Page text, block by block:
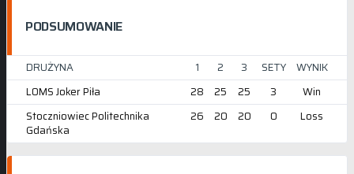
PODSUMOWANIE
DRUŻYNA 1 2 3 SETY
WYNIK
LOMS Joker Piła
28 25 25 3
Win
Stoczniowiec Politechnika
Gdańska
26 20 20 0 Loss